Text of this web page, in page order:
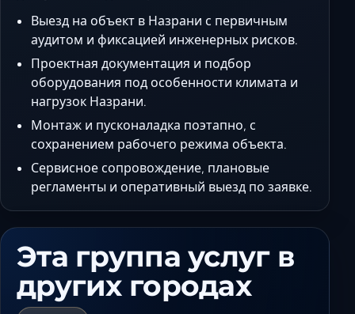
Выезд на объект в Назрани с первичным
аудитом и фиксацией инженерных рисков.
Проектная документация и подбор
оборудования под особенности климата и
нагрузок Назрани.
Монтаж и пусконаладка поэтапно, с
сохранением рабочего режима объекта.
Сервисное сопровождение, плановые
регламенты и оперативный выезд по заявке.
Эта группа услуг в
других городах